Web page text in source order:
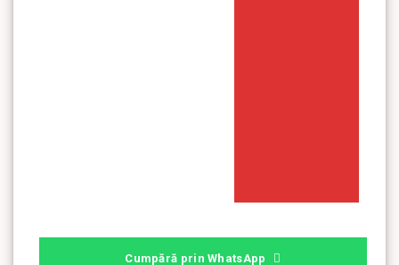
Cumpără prin WhatsApp